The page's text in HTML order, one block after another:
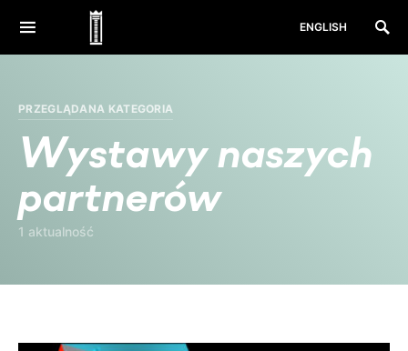
ENGLISH
PRZEGLĄDANA KATEGORIA
Wystawy naszych
partnerów
1 aktualność